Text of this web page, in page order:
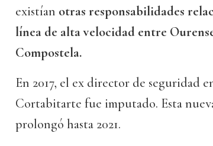
existían otras responsabilidades
línea de alta velocidad entre
Compostela.
En 2017, el ex director de seguridad
Cortabitarte fue imputado. Esta
prolongó hasta 2021.